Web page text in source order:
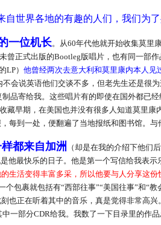
自世界各地的有趣的人们，我们为
一位机长。从60年代他就开始收集莫里
曾正式出版的Bootleg版唱片，也有同一
LP） 他曾经两次去意大利和莫里康内本人见
会说英语他们交谈不多，但老先生还是
品寄给我。这些唱片有的即使在国外都
藏早期，在美国也并没有很多人知道莫里康
每到一处，便翻遍了当地报纸和图书馆。
都来自加洲
（却是在我的介绍下他们
他最快乐的日子。他是第一个写信给我表
生活变得丰富多采，所以他要与人分享这份
包裹就包括有“西部往事”“美国往事”和
也正在听着其中的音乐，真是觉得非常高
一部分CDR给我。我数了一下目录里的作品